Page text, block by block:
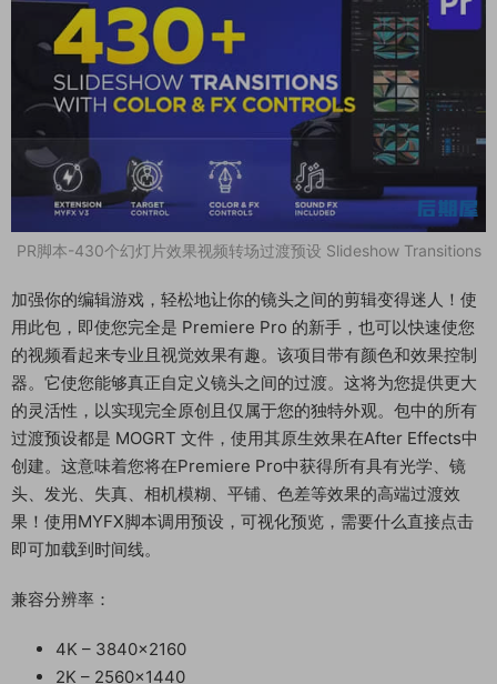
PR脚本-430个幻灯片效果视频转场过渡预设 Slideshow Transitions
加强你的编辑游戏，轻松地让你的镜头之间的剪辑变得迷人！使
用此包，即使您完全是 Premiere Pro 的新手，也可以快速使您
的视频看起来专业且视觉效果有趣。该项目带有颜色和效果控制
器。它使您能够真正自定义镜头之间的过渡。这将为您提供更大
的灵活性，以实现完全原创且仅属于您的独特外观。包中的所有
过渡预设都是 MOGRT 文件，使用其原生效果在After Effects中
创建。这意味着您将在Premiere Pro中获得所有具有光学、镜
头、发光、失真、相机模糊、平铺、色差等效果的高端过渡效
果！使用MYFX脚本调用预设，可视化预览，需要什么直接点击
即可加载到时间线。
兼容分辨率：
4K – 3840×2160
2K – 2560×1440